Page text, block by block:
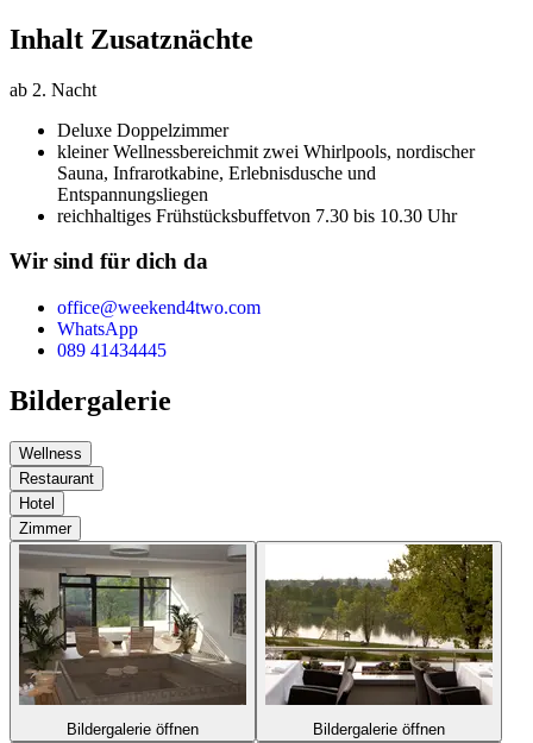
Inhalt Zusatznächte
ab 2. Nacht
Deluxe Doppelzimmer
kleiner Wellnessbereichmit zwei Whirlpools, nordischer
Sauna, Infrarotkabine, Erlebnisdusche und
Entspannungsliegen
reichhaltiges Frühstücksbuffetvon 7.30 bis 10.30 Uhr
Wir sind für dich da
office@weekend4two.com
WhatsApp
089 41434445
Bildergalerie
Wellness
Restaurant
Hotel
Zimmer
Bildergalerie öffnen Bildergalerie öffnen